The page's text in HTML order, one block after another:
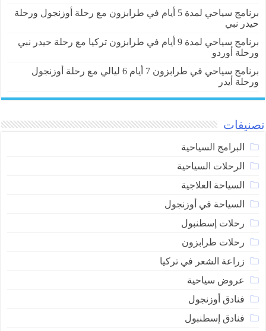
برنامج سياحي لمدة 5 أيام في طرابزون مع رحلة أوزنجول ورحلة
حيدر نبي
برنامج سياحي لمدة 9 أيام في طرابزون تركيا مع رحلة حيدر نبي
ورحلة أوردو
برنامج سياحي في طرابزون 7 أيام 6 ليالي مع رحلة أوزنجول
ورحلة أيدر
تصنيفات
البرامج السياحية
الرحلات السياحية
السياحة العلاجية
السياحة في أوزنجول
رحلات إسطنبول
رحلات طرابزون
زراعة الشعر في تركيا
عروض سياحية
فنادق أوزنجول
فنادق إسطنبول